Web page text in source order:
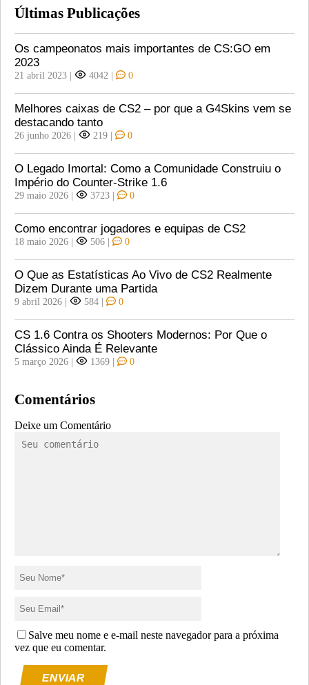
Últimas Publicações
Os campeonatos mais importantes de CS:GO em
2023
21 abril 2023 | 4042 | 0
Melhores caixas de CS2 – por que a G4Skins vem se
destacando tanto
26 junho 2026 | 219 | 0
O Legado Imortal: Como a Comunidade Construiu o
Império do Counter-Strike 1.6
29 maio 2026 | 3723 | 0
Como encontrar jogadores e equipas de CS2
18 maio 2026 | 506 | 0
O Que as Estatísticas Ao Vivo de CS2 Realmente
Dizem Durante uma Partida
9 abril 2026 | 584 | 0
CS 1.6 Contra os Shooters Modernos: Por Que o
Clássico Ainda É Relevante
5 março 2026 | 1369 | 0
Comentários
Deixe um Comentário
Salve meu nome e e-mail neste navegador para a próxima
vez que eu comentar.
ENVIAR